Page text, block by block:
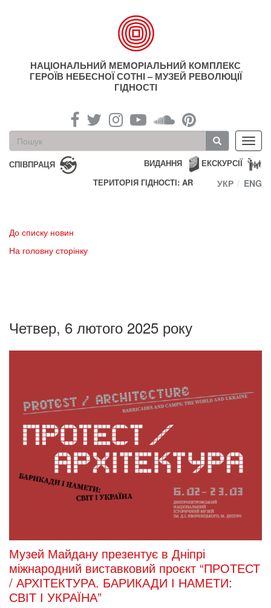
НАЦІОНАЛЬНИЙ МЕМОРІАЛЬНИЙ КОМПЛЕКС
ГЕРОЇВ НЕБЕСНОЇ СОТНІ – МУЗЕЙ РЕВОЛЮЦІЇ
ГІДНОСТІ
Пошукова
форма
Пошук
СПІВПРАЦЯ ЕКСКУРСІЇ
ВИДАННЯ
ТЕРИТОРІЯ ГІДНОСТІ: AR
УКР ENG
До списку новин
На головну сторінку
Четвер, 6 лютого 2025 року
Музей Майдану презентує в Дніпрі
міжнародний виставковий проєкт “ПРОТЕСТ
/ АРХІТЕКТУРА. БАРИКАДИ І НАМЕТИ:
СВІТ І УКРАЇНА”